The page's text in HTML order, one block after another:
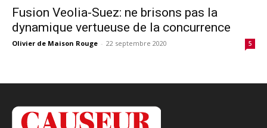
Fusion Veolia-Suez: ne brisons pas la
dynamique vertueuse de la concurrence
Olivier de Maison Rouge - 22 septembre 2020 5